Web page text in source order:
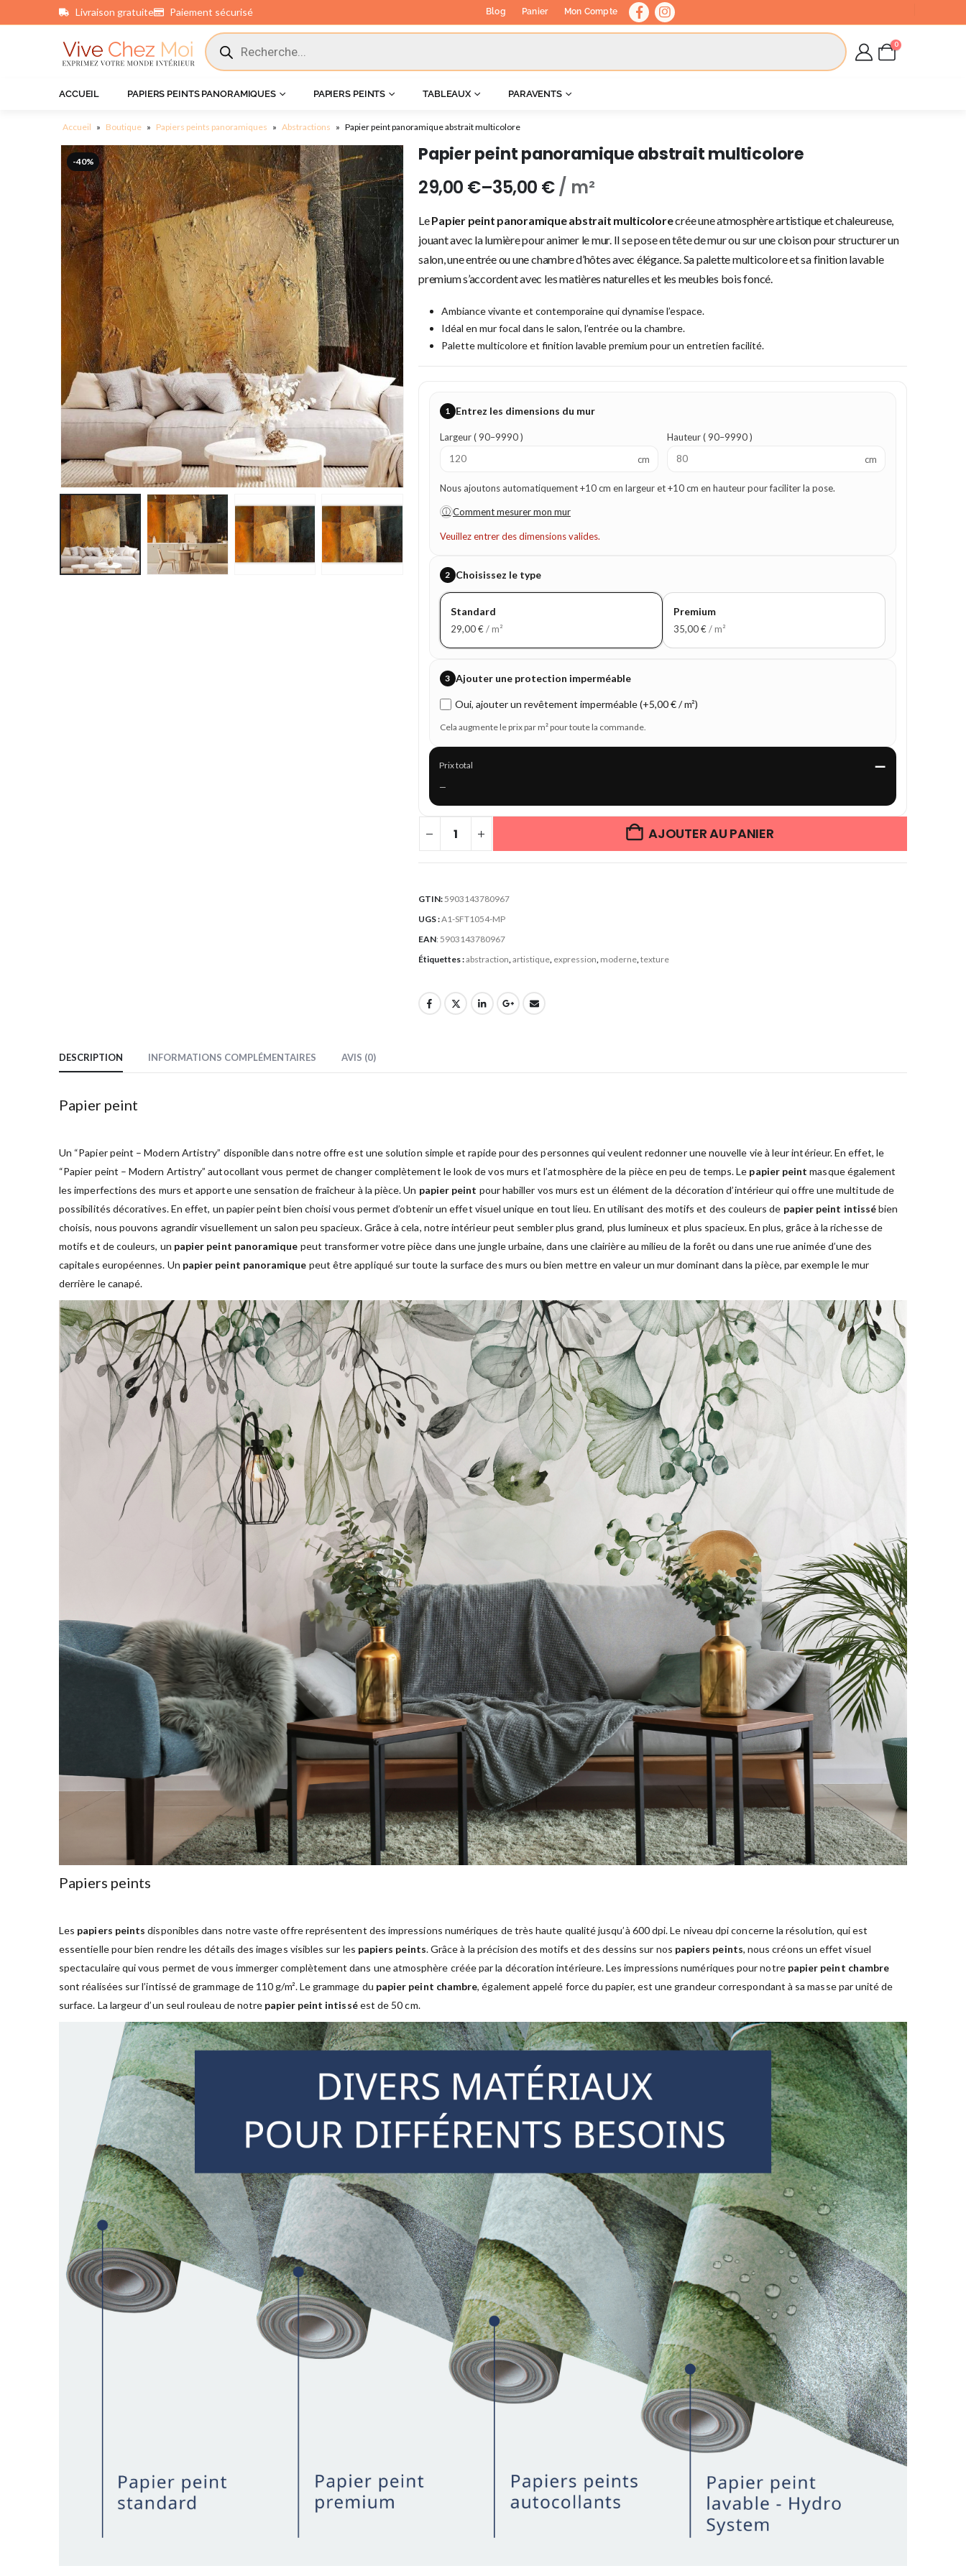
Livraison gratuite Paiement sécurisé Blog Panier Mon Compte
0
ACCUEIL PAPIERS PEINTS PANORAMIQUES PAPIERS PEINTS TABLEAUX PARAVENTS
Accueil » Boutique » Papiers peints panoramiques » Abstractions » Papier peint panoramique abstrait multicolore
-40% Papier peint panoramique abstrait multicolore
29,00 €–35,00 €/ m²
LePapier peint panoramique abstrait multicolorecrée une atmosphère artistique et chaleureuse,
jouant avec la lumière pour animer le mur. Il se pose en tête de mur ou sur une cloison pour structurer un
salon, une entrée ou une chambre d’hôtes avec élégance. Sa palette multicolore et sa finition lavable
premium s’accordent avec les matières naturelles et les meubles bois foncé.
Ambiance vivante et contemporaine qui dynamise l’espace.
Idéal en mur focal dans le salon, l’entrée ou la chambre.
Palette multicolore et finition lavable premium pour un entretien facilité.
1 Entrez les dimensions du mur
Largeur ( 90–9990 )
cm
Hauteur ( 90–9990 )
cm
Nous ajoutons automatiquement +10 cm en largeur et +10 cm en hauteur pour faciliter la pose.
ⓘ Comment mesurer mon mur
Veuillez entrer des dimensions valides.
2 Choisissez le type
Standard
29,00€/ m²
Premium
35,00€/ m²
3 Ajouter une protection imperméable
Oui, ajouter un revêtement imperméable (+5,00 € / m²)
Cela augmente le prix par m² pour toute la commande.
Prix total —
—
AJOUTER AU PANIER
GTIN: 5903143780967
UGS :A1-SFT1054-MP
EAN: 5903143780967
Étiquettes :abstraction artistique, expression moderne, texture
DESCRIPTION INFORMATIONS COMPLÉMENTAIRES AVIS (0)
Papier peint
Un “Papier peint – Modern Artistry” disponible dans notre offre est une solution simple et rapide pour des personnes qui veulent redonner une nouvelle vie à leur intérieur. En effet, le
“Papier peint – Modern Artistry” autocollant vous permet de changer complètement le look de vos murs et l’atmosphère de la pièce en peu de temps. Le papier peint masque également
les imperfections des murs et apporte une sensation de fraîcheur à la pièce. Un papier peint pour habiller vos murs est un élément de la décoration d’intérieur qui offre une multitude de
possibilités décoratives. En effet, un papier peint bien choisi vous permet d’obtenir un effet visuel unique en tout lieu. En utilisant des motifs et des couleurs de papier peint intissébien
choisis, nous pouvons agrandir visuellement un salon peu spacieux. Grâce à cela, notre intérieur peut sembler plus grand, plus lumineux et plus spacieux. En plus, grâce à la richesse de
motifs et de couleurs, un papier peint panoramique peut transformer votre pièce dans une jungle urbaine, dans une clairière au milieu de la forêt ou dans une rue animée d’une des
capitales européennes. Un papier peint panoramique peut être appliqué sur toute la surface des murs ou bien mettre en valeur un mur dominant dans la pièce, par exemple le mur
derrière le canapé.
Papiers peints
Les papiers peints disponibles dans notre vaste offre représentent des impressions numériques de très haute qualité jusqu’à 600 dpi. Le niveau dpi concerne la résolution, qui est
essentielle pour bien rendre les détails des images visibles sur les papiers peints. Grâce à la précision des motifs et des dessins sur nos papiers peints, nous créons un effet visuel
spectaculaire qui vous permet de vous immerger complètement dans une atmosphère créée par la décoration intérieure. Les impressions numériques pour notre papier peint chambre
sont réalisées sur l’intissé de grammage de 110 g/m². Le grammage du papier peint chambre, également appelé force du papier, est une grandeur correspondant à sa masse par unité de
surface. La largeur d’un seul rouleau de notre papier peint intisséest de 50 cm.